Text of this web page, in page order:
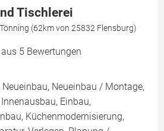
Tischlerei
(62km von 25832 Flensburg)
5 Bewertungen
Neueinbau, Neueinbau / Montage,
Einbau,
Küchenmodernisierung,